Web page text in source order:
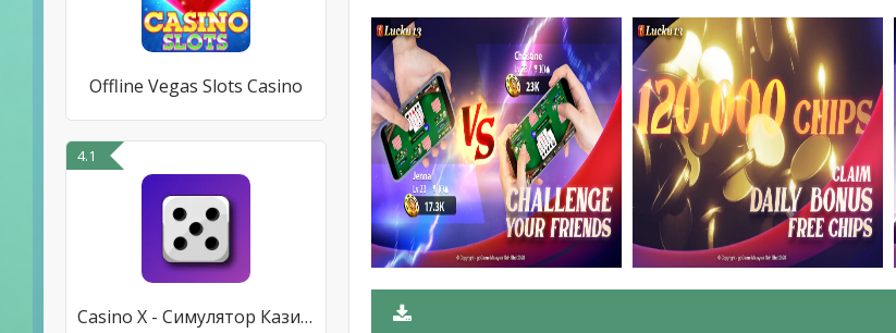
Offline Vegas Slots Casino
4.1
Casino X - Симулятор Казино